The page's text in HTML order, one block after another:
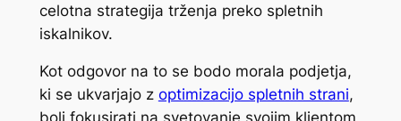
celotna strategija trženja preko spletnih
iskalnikov.
Kot odgovor na to se bodo morala podjetja,
ki se ukvarjajo z optimizacijo spletnih strani,